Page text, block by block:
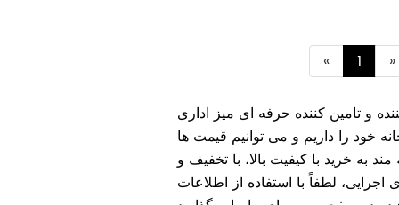
« 1 »
و تامین کننده حرفه ای میز اداری
خود را داریم و می توانیم قیمت ها
مند به خرید با کیفیت بالا، با تخفیف و
اجرایی، لطفاً با استفاده از اطلاعات